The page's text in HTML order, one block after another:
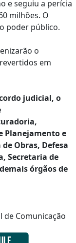
e seguiu a perícia
milhões. O
poder público.
o
em
judicial, o
Planejamento e
Obras, Defesa
Secretaria de
órgãos de
de Comunicação